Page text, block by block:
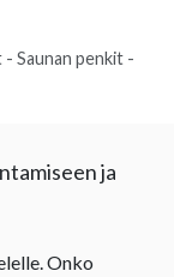
Saunan penkit -
ja
Onko